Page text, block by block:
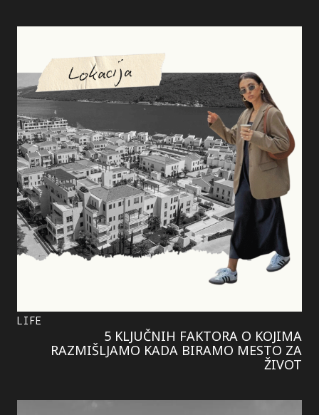
LIFE
5 KLJUČNIH FAKTORA O KOJIMA
RAZMIŠLJAMO KADA BIRAMO MESTO ZA
ŽIVOT